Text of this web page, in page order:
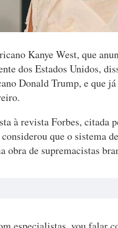
Kanye West, que
dos Estados Unidos,
Donald Trump, e que
à revista Forbes, citada
que o sistema
obra de supremacistas